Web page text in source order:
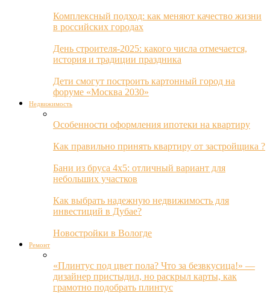
Комплексный подход: как меняют качество жизни
в российских городах
День строителя-2025: какого числа отмечается,
история и традиции праздника
Дети смогут построить картонный город на
форуме «Москва 2030»
Недвижимость
Особенности оформления ипотеки на квартиру
Как правильно принять квартиру от застройщика ?
Бани из бруса 4х5: отличный вариант для
небольших участков
Как выбрать надежную недвижимость для
инвестиций в Дубае?
Новостройки в Вологде
Ремонт
«Плинтус под цвет пола? Что за безвкусица!» —
дизайнер пристыдил, но раскрыл карты, как
грамотно подобрать плинтус